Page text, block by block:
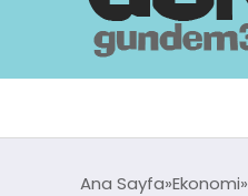
Ana Sayfa Ekonomi